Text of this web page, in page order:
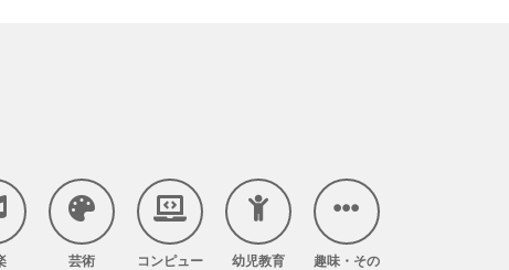
芸術
コンピュー
幼児教育
趣味・その